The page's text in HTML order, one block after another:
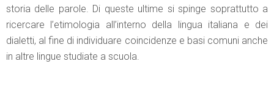
storia delle parole. Di queste ultime si spinge soprattutto a
ricercare l’etimologia all’interno della lingua italiana e dei
dialetti, al fine di individuare coincidenze e basi comuni anche
in altre lingue studiate a scuola.